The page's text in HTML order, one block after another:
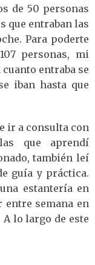
de 50 personas
que entraban las
Para poderte
personas, mi
entraba se
iban hasta que
ir a consulta con
que aprendí
también leí
guía y práctica.
estantería en
entre semana en
lo largo de este